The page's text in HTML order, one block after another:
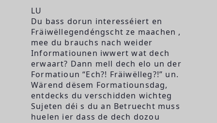
LU
Du bass dorun interesséiert en
Fräiwëllegendéngscht ze maachen ,
mee du brauchs nach weider
Informatiounen iwwert wat dech
erwaart? Dann mell dech elo un der
Formatioun “Ech?! Fräiwëlleg?!” un.
Wärend dësem Formatiounsdag,
entdecks du verschidden wichteg
Sujeten déi s du an Betruecht muss
huelen ier dass de dech dozou